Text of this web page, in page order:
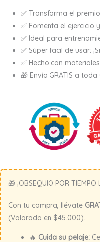
✅ Transforma el
✅ Fomenta el ejercicio
✅ Ideal para
✅ Súper fácil de usar:
✅ Hecho con
🎁 Envío GRATIS a
🎁 ¡OBSEQUIO POR TIEMPO
Con tu compra, llévate
(Valorado en $45.000).
🔥 Cuida su pelaje: